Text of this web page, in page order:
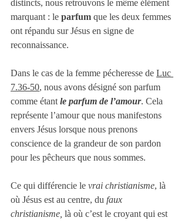
distincts, nous retrouvons le même élément
marquant : le parfum que les deux femmes
ont répandu sur Jésus en signe de
reconnaissance.
Dans le cas de la femme pécheresse de Luc
7.36-50, nous avons désigné son parfum
comme étant le parfum de l’amour. Cela
représente l’amour que nous manifestons
envers Jésus lorsque nous prenons
conscience de la grandeur de son pardon
pour les pêcheurs que nous sommes.
Ce qui différencie le vrai christianisme, là
où Jésus est au centre, du faux
christianisme, là où c’est le croyant qui est